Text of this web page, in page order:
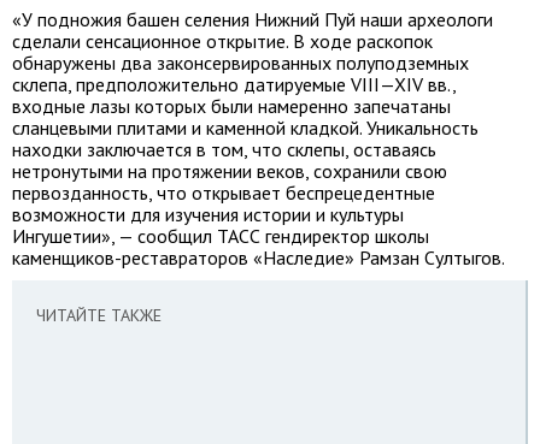
«У подножия башен селения Нижний Пуй наши археологи
сделали сенсационное открытие. В ходе раскопок
обнаружены два законсервированных полуподземных
склепа, предположительно датируемые VIII—XIV вв.,
входные лазы которых были намеренно запечатаны
сланцевыми плитами и каменной кладкой. Уникальность
находки заключается в том, что склепы, оставаясь
нетронутыми на протяжении веков, сохранили свою
первозданность, что открывает беспрецедентные
возможности для изучения истории и культуры
Ингушетии», — сообщил ТАСС гендиректор школы
каменщиков-реставраторов «Наследие» Рамзан Султыгов.
ЧИТАЙТЕ ТАКЖЕ